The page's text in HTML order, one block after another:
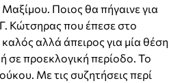
Ποιος θα πήγαινε για
Κώτσηρας που έπεσε στο
αλλά άπειρος για μία θέση
σε προεκλογική περίοδο. Το
Με τις συζητήσεις περί